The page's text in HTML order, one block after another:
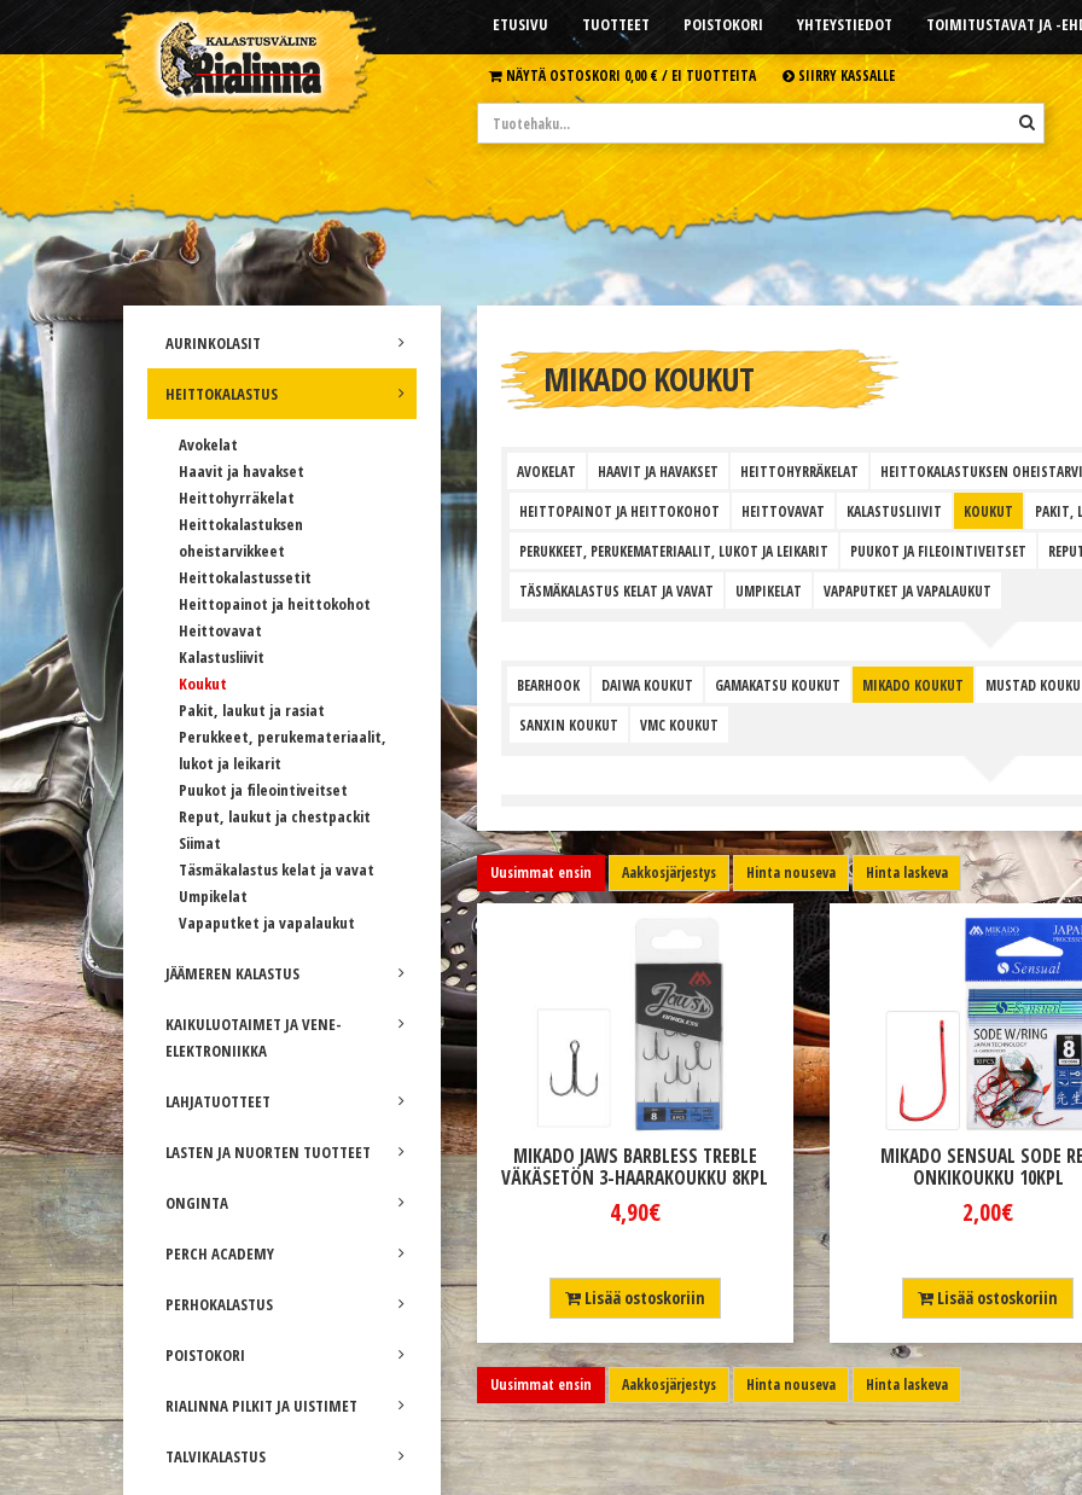
ETUSIVU TUOTTEET POISTOKORI YHTEYSTIEDOT TOIMITUSTAVAT JA -
NÄYTÄ OSTOSKORI 0,00 € /EI TUOTTEITA SIIRRY KASSALLE
AURINKOLASIT
HEITTOKALASTUS
Avokelat
Haavit ja havakset
Heittohyrräkelat
Heittokalastuksen
oheistarvikkeet
Heittokalastussetit
Heittopainot ja heittokohot
Heittovavat
Kalastusliivit
Koukut
Pakit, laukut ja rasiat
Perukkeet, perukemateriaalit,
lukot ja leikarit
Puukot ja fileointiveitset
Reput, laukut ja chestpackit
Siimat
Täsmäkalastus kelat ja vavat
Umpikelat
Vapaputket ja vapalaukut
JÄÄMEREN KALASTUS
KAIKULUOTAIMET JA VENE-
ELEKTRONIIKKA
LAHJATUOTTEET
LASTEN JA NUORTEN TUOTTEET
ONGINTA
PERCH ACADEMY
PERHOKALASTUS
POISTOKORI
RIALINNA PILKIT JA UISTIMET
TALVIKALASTUS
MIKADO KOUKUT
AVOKELAT HAAVIT JA HAVAKSET HEITTOHYRRÄKELAT HEITTOKALASTUKSEN
HEITTOPAINOT JA HEITTOKOHOT HEITTOVAVAT KALASTUSLIIVIT KOUKUT PAKIT,
PERUKKEET, PERUKEMATERIAALIT, LUKOT JA LEIKARIT PUUKOT JA FILEOINTIVEITSET
TÄSMÄKALASTUS KELAT JA VAVAT UMPIKELAT VAPAPUTKET JA VAPALAUKUT
BEARHOOK DAIWA KOUKUT GAMAKATSU KOUKUT MIKADO KOUKUT MUSTAD
SANXIN KOUKUT VMC KOUKUT
Uusimmat ensin Aakkosjärjestys Hinta nouseva Hinta laskeva
MIKADO JAWS BARBLESS TREBLE
VÄKÄSETÖN 3-HAARAKOUKKU 8KPL
4,90€
Lisää ostoskoriin
MIKADO SENSUAL SODE
ONKIKOUKKU 10KPL
2,00€
Lisää ostoskoriin
Uusimmat ensin Aakkosjärjestys Hinta nouseva Hinta laskeva